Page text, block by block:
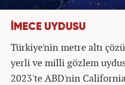
İMECE UYDUSU
Türkiye'nin metre altı
yerli ve milli gözlem
2023'te ABD'nin